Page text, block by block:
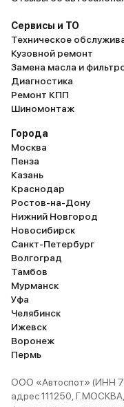
Сервисы и ТО
Техническое
Кузовной ремонт
Замена масла и
Диагностика
Ремонт КПП
Шиномонтаж
Города
Москва
Пенза
Казань
Краснодар
Ростов-на-Дону
Нижний Новгород
Новосибирск
Санкт-Петербург
Волгоград
Тамбов
Мурманск
Уфа
Челябинск
Ижевск
Воронеж
Пермь
ООО «Автоспот» (ИНН
адрес 111250,